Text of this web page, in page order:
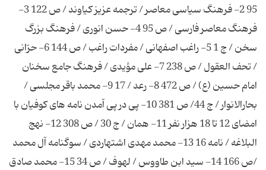
95 2- فرهنگ سیاسی معاصر / ترجمه عزیز کیاوند / ص 122 3-
فرهنگ معاصر فارسی / ص 95 4- حسن انوری / فرهنگ بزرگ
سخن / ج 1 5- راغب اصفهانی / مفردات راغب / ص 144 6- حرّانی
/ تحف العقول / ص 238 7- علی مؤیدی / فرهنگ جامع سخنان
امام حسین (ع) / ص 472 8- رعد / 17 9- محمد باقر مجلسی /
بحارالانوار / ج 44/ ص 381 10- پی در پی آمدن نامه های کوفیان با
امضای 12 تا 18 هزار نفر 11- همان / ج 30 / ص 308 12- نهج
البلاغه / نامه 16 13- محمد مهدی اشتهاردی / سوگنامه آل محمد
/ص 166 14- سید ابن طاووس / لهوف / ص 34 15- محمد صادق